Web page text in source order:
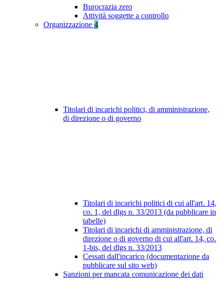
Burocrazia zero
Attività soggette a controllo
Organizzazione 4
Titolari di incarichi politici, di amministrazione,
di direzione o di governo
Titolari di incarichi politici di cui all'art. 14,
co. 1, del dlgs n. 33/2013 (da pubblicare in
tabelle)
Titolari di incarichi di amministrazione, di
direzione o di governo di cui all'art. 14, co.
1-bis, del dlgs n. 33/2013
Cessati dall'incarico (documentazione da
pubblicare sul sito web)
Sanzioni per mancata comunicazione dei dati